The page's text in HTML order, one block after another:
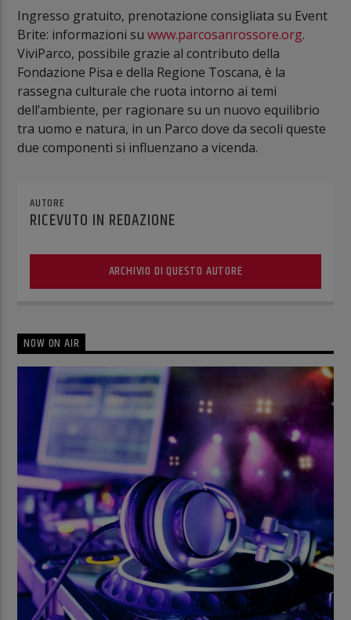
Ingresso gratuito, prenotazione consigliata su Event
Brite: informazioni suwww.parcosanrossore.org.
ViviParco, possibile grazie al contributo della
Fondazione Pisa e della Regione Toscana, è la
rassegna culturale che ruota intorno ai temi
dell’ambiente, per ragionare su un nuovo equilibrio
tra uomo e natura, in un Parco dove da secoli queste
due componenti si influenzano a vicenda.
AUTORE
RICEVUTO IN REDAZIONE
ARCHIVIO DI QUESTO AUTORE
NOW ON AIR